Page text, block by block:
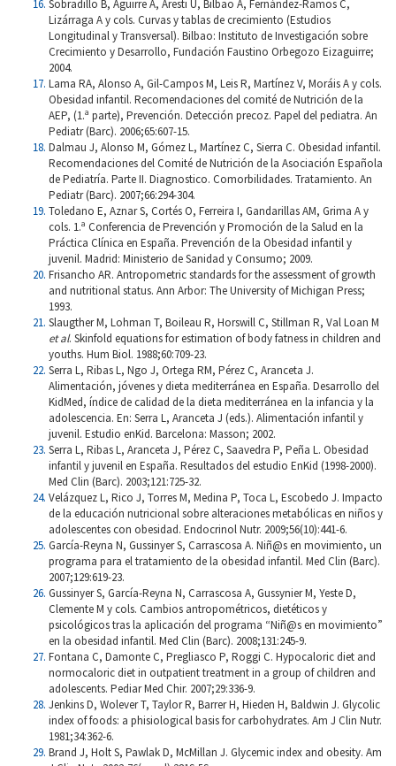
Sobradillo B, Aguirre A, Aresti U, Bilbao A, Fernández-Ramos C,
Lizárraga A y cols. Curvas y tablas de crecimiento (Estudios
Longitudinal y Transversal). Bilbao: Instituto de Investigación sobre
Crecimiento y Desarrollo, Fundación Faustino Orbegozo Eizaguirre;
2004.
Lama RA, Alonso A, Gil-Campos M, Leis R, Martínez V, Moráis A y cols.
Obesidad infantil. Recomendaciones del comité de Nutrición de la
AEP, (1.ª parte), Prevención. Detección precoz. Papel del pediatra. An
Pediatr (Barc). 2006;65:607-15.
Dalmau J, Alonso M, Gómez L, Martínez C, Sierra C. Obesidad infantil.
Recomendaciones del Comité de Nutrición de la Asociación Española
de Pediatría. Parte II. Diagnostico. Comorbilidades. Tratamiento. An
Pediatr (Barc). 2007;66:294-304.
Toledano E, Aznar S, Cortés O, Ferreira I, Gandarillas AM, Grima A y
cols. 1.ª Conferencia de Prevención y Promoción de la Salud en la
Práctica Clínica en España. Prevención de la Obesidad infantil y
juvenil. Madrid: Ministerio de Sanidad y Consumo; 2009.
Frisancho AR. Antropometric standards for the assessment of growth
and nutritional status. Ann Arbor: The University of Michigan Press;
1993.
Slaugther M, Lohman T, Boileau R, Horswill C, Stillman R, Val Loan M
et al. Skinfold equations for estimation of body fatness in children and
youths. Hum Biol. 1988;60:709-23.
Serra L, Ribas L, Ngo J, Ortega RM, Pérez C, Aranceta J.
Alimentación, jóvenes y dieta mediterránea en España. Desarrollo del
KidMed, índice de calidad de la dieta mediterránea en la infancia y la
adolescencia. En: Serra L, Aranceta J (eds.). Alimentación infantil y
juvenil. Estudio enKid. Barcelona: Masson; 2002.
Serra L, Ribas L, Aranceta J, Pérez C, Saavedra P, Peña L. Obesidad
infantil y juvenil en España. Resultados del estudio EnKid (1998-2000).
Med Clin (Barc). 2003;121:725-32.
Velázquez L, Rico J, Torres M, Medina P, Toca L, Escobedo J. Impacto
de la educación nutricional sobre alteraciones metabólicas en niños y
adolescentes con obesidad. Endocrinol Nutr. 2009;56(10):441-6.
García-Reyna N, Gussinyer S, Carrascosa A. Niñ@s en movimiento, un
programa para el tratamiento de la obesidad infantil. Med Clin (Barc).
2007;129:619-23.
Gussinyer S, García-Reyna N, Carrascosa A, Gussynier M, Yeste D,
Clemente M y cols. Cambios antropométricos, dietéticos y
psicológicos tras la aplicación del programa “Niñ@s en movimiento”
en la obesidad infantil. Med Clin (Barc). 2008;131:245-9.
Fontana C, Damonte C, Pregliasco P, Roggi C. Hypocaloric diet and
normocaloric diet in outpatient treatment in a group of children and
adolescents. Pediar Med Chir. 2007;29:336-9.
Jenkins D, Wolever T, Taylor R, Barrer H, Hieden H, Baldwin J. Glycolic
index of foods: a phisiological basis for carbohydrates. Am J Clin Nutr.
1981;34:362-6.
Brand J, Holt S, Pawlak D, McMillan J. Glycemic index and obesity. Am